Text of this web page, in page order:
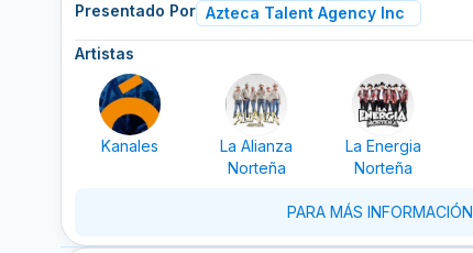
Presentado Por Azteca Talent Agency Inc
Artistas
Kanales
La Alianza
Norteña
La Energia
Norteña
PARA MÁS INFORMACIÓN